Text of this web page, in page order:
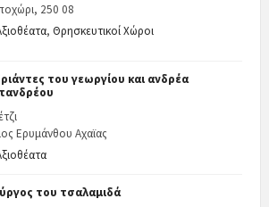
250 08
, Θρησκευτικοί Χώροι
του γεωργίου και ανδρέα
Ερυμάνθου Αχαϊας
του τσαλαμιδά